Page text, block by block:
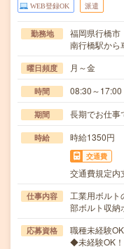
WEB登録OK 派遣
勤務地
福岡県行橋市
南行橋駅から
曜日頻度 月～金
時間 08:30～17:00
期間 長期でお仕事
時給 時給1350円
交通費
交通費規定内
仕事内容
工業用ボルト
部ボルト収
応募資格
職種未経験
◆未経験OK